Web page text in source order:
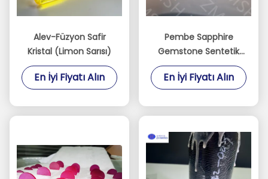
Alev-Füzyon Safir
Kristal (Limon Sarısı)
En İyi Fiyatı Alın
Pembe Sapphire
Gemstone Sentetik
Sakura Pembe
Mücevher Yapımı için
Mohs Sertliği 9
En İyi Fiyatı Alın